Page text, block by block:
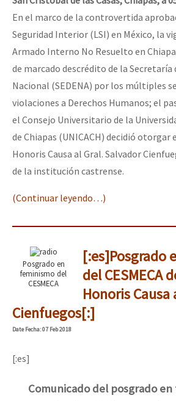
En el marco de la controvertida
Seguridad Interior (LSI) en México, la
Armado Interno No Resuelto en
de marcado descrédito de la Secretaría
Nacional (SEDENA) por los múltiples
violaciones a Derechos Humanos; el
el Consejo Universitario de la
de Chiapas (UNICACH) decidió
Honoris Causa al Gral. Salvador
de la institución castrense.
(Continuar leyendo…)
Posgrado en
feminismo del
CESMECA
[:es]Posgrado
del CESMECA
Honoris Causa
Cienfuegos[:]
DateFecha: 07 Feb 2018
[:es]
Comunicado del posgrado